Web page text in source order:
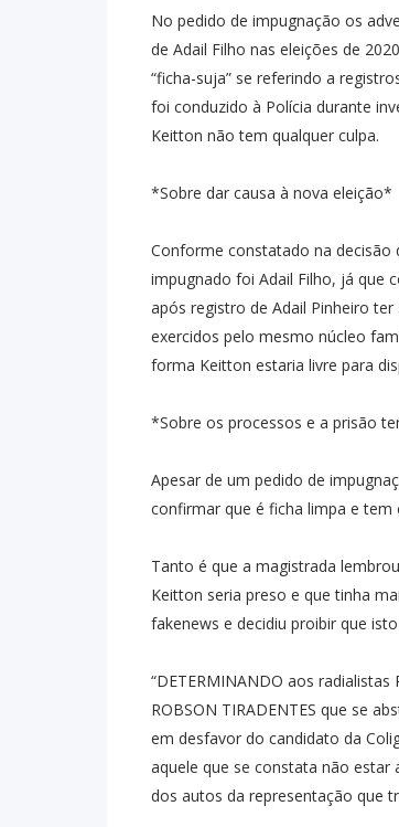
No pedido de impugnação os
de Adail Filho nas eleições de
“ficha-suja” se referindo a
foi conduzido à Polícia durante
Keitton não tem qualquer culpa.
*Sobre dar causa à nova eleição*
Conforme constatado na decisão
impugnado foi Adail Filho, já que
após registro de Adail Pinheiro
exercidos pelo mesmo núcleo
forma Keitton estaria livre para
*Sobre os processos e a prisão
Apesar de um pedido de
confirmar que é ficha limpa e tem
Tanto é que a magistrada
Keitton seria preso e que tinha
fakenews e decidiu proibir que
“DETERMINANDO aos radialistas
ROBSON TIRADENTES que se
em desfavor do candidato da
aquele que se constata não
dos autos da representação que